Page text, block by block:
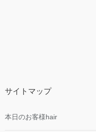
サイトマップ
本日のお客様hair